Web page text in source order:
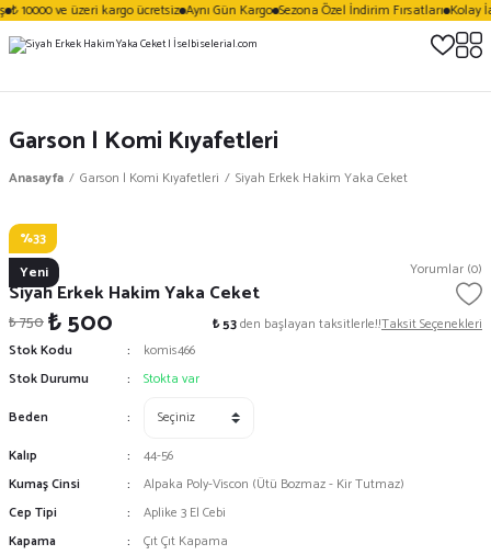
₺ 10000 ve üzeri kargo ücretsiz Aynı Gün Kargo Sezona Özel İndirim Fırsatları Kolay
Garson | Komi Kıyafetleri
Anasayfa Garson | Komi Kıyafetleri Siyah Erkek Hakim Yaka Ceket
%33
Yeni
Vezera Yorumlar (0)
Siyah Erkek Hakim Yaka Ceket
₺ 750₺ 500 ₺ 53den başlayan taksitlerle!!Taksit Seçenekleri
Stok Kodu
komis466
Stok Durumu
Stokta var
Beden
Kalıp
44-56
Kumaş Cinsi
Alpaka Poly-Viscon (Ütü Bozmaz - Kir Tutmaz)
Cep Tipi
Aplike 3 El Cebi
Kapama
Çıt Çıt Kapama